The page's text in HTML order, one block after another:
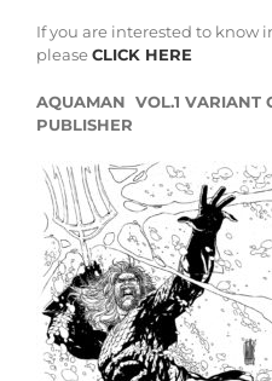
If you are interested to know
pleaseCLICK HERE
AQUAMAN VOL.1 VARIANT
PUBLISHER